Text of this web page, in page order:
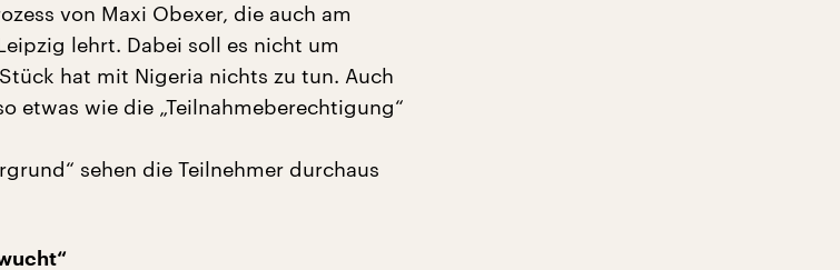
von Maxi Obexer, die auch am
lehrt. Dabei soll es nicht um
Stück hat mit Nigeria nichts zu tun. Auch
etwas wie die „Teilnahmeberechtigung“
sehen die Teilnehmer durchaus